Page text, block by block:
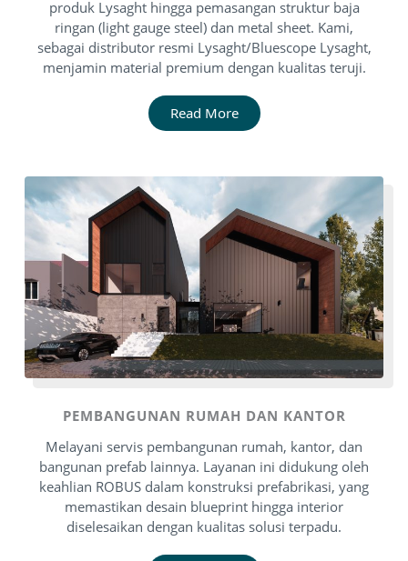
produk Lysaght hingga pemasangan struktur baja
ringan (light gauge steel) dan metal sheet. Kami,
sebagai distributor resmi Lysaght/Bluescope Lysaght,
menjamin material premium dengan kualitas teruji.
Read More
PEMBANGUNAN RUMAH DAN KANTOR
Melayani servis pembangunan rumah, kantor, dan
bangunan prefab lainnya. Layanan ini didukung oleh
keahlian ROBUS dalam konstruksi prefabrikasi, yang
memastikan desain blueprint hingga interior
diselesaikan dengan kualitas solusi terpadu.